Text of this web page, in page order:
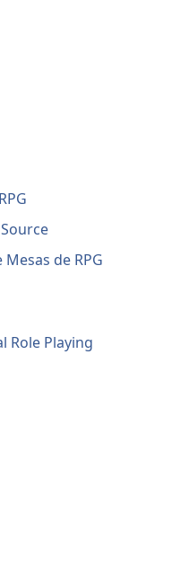
de RPG
Role Playing